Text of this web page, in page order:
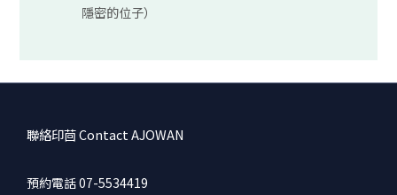
隱密的位子）
聯絡印茴 Contact AJOWAN
預約電話 07-5534419